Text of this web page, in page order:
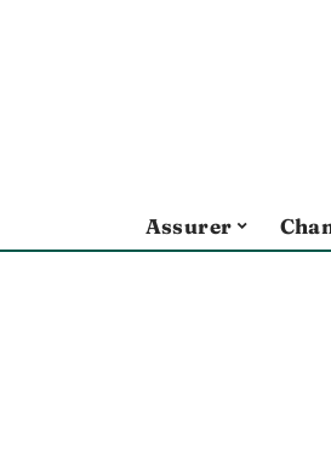
Assurer